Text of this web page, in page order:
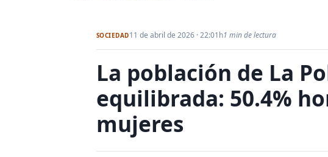
SOCIEDAD11 de abril de 2026 · 22:01h1 min de lectura
La población de La
equilibrada: 50.4%
mujeres